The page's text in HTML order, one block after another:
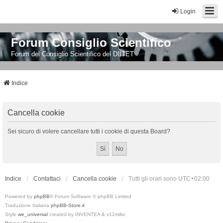
Login
Forum Consiglio Scientifico
Forum del Consiglio Scientifico del DIITET
Indice
Cancella cookie
Sei sicuro di volere cancellare tutti i cookie di questa Board?
Indice Contattaci Cancella cookie Tutti gli orari sono UTC+02:00
Powered by phpBB® Forum Software © phpBB Limited
Traduzione Italiana phpBB-Store.it
Style we_universal created by INVENTEA & v12mike